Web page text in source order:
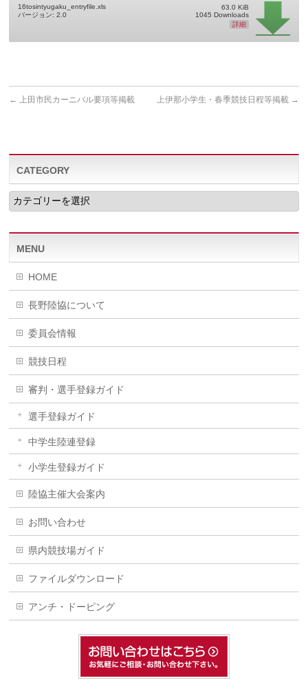
16tosintyugaku_entryfile.xls
バージョン: 2.0
63.0 KiB
1045 Downloads
詳細
← 上田市民カーニバル要項等掲載 上伊那小学生・春季競技日程等掲載 →
CATEGORY
CATEGORY
MENU
HOME
長野陸協について
委員会情報
競技日程
審判・選手登録ガイド
選手登録ガイド
中学生陸連登録
小学生登録ガイド
陸協主催大会案内
お問い合わせ
県内競技場ガイド
ファイルダウンロード
アンチ・ドーピング